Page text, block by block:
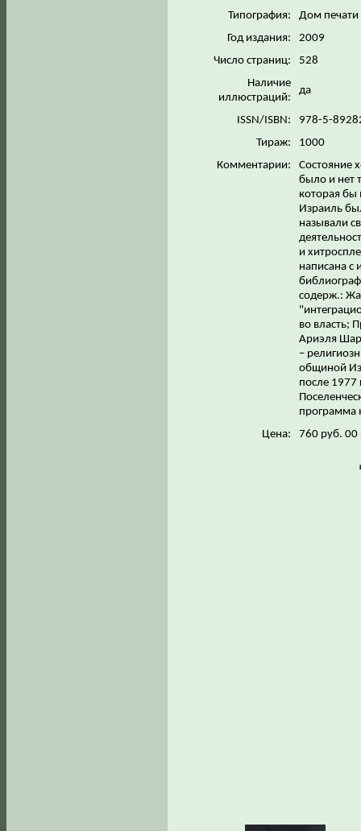
Типография:
Дом печати
Год издания:
2009
Число страниц:
528
Наличие
иллюстраций:
да
ISSN/ISBN:
978-5-
Тираж:
1000
Комментарии:
Состояние
было и нет
которая бы
Израиль
называли
и
написана с
содерж.:
во власть;
Ариэля
–
общиной
после 1977
программа
Цена:
760 руб. 00